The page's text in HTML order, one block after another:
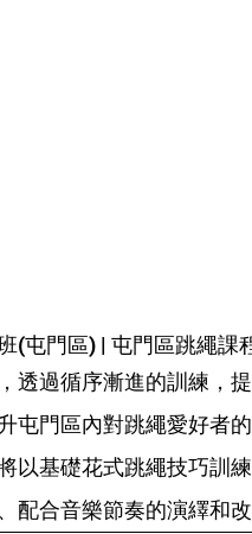
(屯門區) | 屯門區跳繩課
透過循序漸進的訓練，
屯門區內對跳繩愛好者
以基礎花式跳繩技巧訓
配合音樂節奏的演繹和